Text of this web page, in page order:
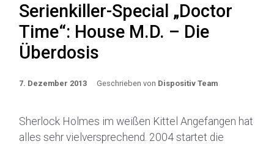
Serienkiller-Special „Doctor
Time“: House M.D. – Die
Überdosis
7. Dezember 2013 Geschrieben von Dispositiv Team
Sherlock Holmes im weißen Kittel Angefangen hat
alles sehr vielversprechend. 2004 startet die